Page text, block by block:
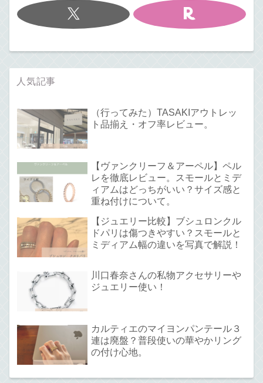
人気記事
（行ってみた）TASAKIアウトレッ
ト品揃え・オフ率レビュー。
【ヴァンクリーフ＆アーペル】ペル
レを徹底レビュー。スモールとミデ
ィアムはどっちがいい？サイズ感と
重ね付けについて。
【ジュエリー比較】ブシュロンクル
ドパリは傷つきやすい？スモールと
ミディアム幅の違いを写真で解説！
川口春奈さんの私物アクセサリーや
ジュエリー使い！
カルティエのマイヨンパンテール３
連は廃盤？普段使いの華やかリング
の付け心地。